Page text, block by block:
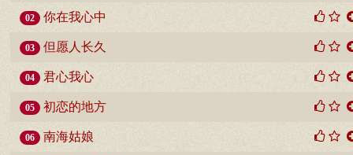
02 你在我心中
03 但愿人长久
04 君心我心
05 初恋的地方
06 南海姑娘